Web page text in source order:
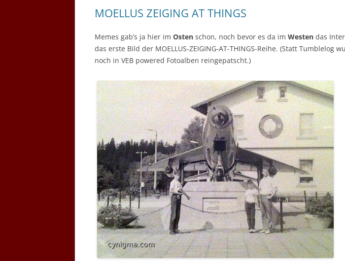
MOELLUS ZEIGING AT THINGS
Memes gab’s ja hier im Osten schon, noch bevor es da im Westen das
das erste Bild der MOELLUS-ZEIGING-AT-THINGS-Reihe. (Statt Tumblelog
noch in VEB powered Fotoalben reingepatscht.)